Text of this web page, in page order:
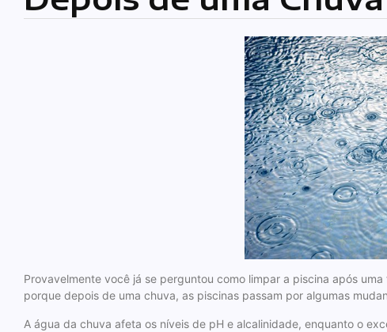
Provavelmente você já se perguntou como limpar a piscina após
porque depois de uma chuva, as piscinas passam por algumas
A água da chuva afeta os níveis de pH e alcalinidade, enquanto o